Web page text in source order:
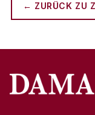
← ZURÜCK ZU